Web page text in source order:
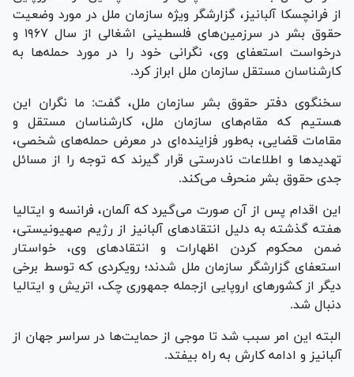
از فرانچسکا آلبانیز، گزارشگر ویژه سازمان ملل در مورد وضعیت
حقوق بشر در سرزمین‌های فلسطینی اشغالی از سال ۱۹۶۷ و
درخواست استعفای وی، نگرانی خود را در مورد حمله‌ها به
کارشناسان مستقل سازمان ملل ابراز کرد.
سخنگوی دفتر حقوق بشر سازمان ملل، گفت: ما نگران این
هستیم که مقام‌های سازمان ملل، کارشناسان مستقل و
مقامات قضایی، به‌طور فزاینده‌ای در معرض حمله‌های شخصی،
تهدید‌ها و اطلاعات نادرستی قرار گیرند که توجه را از مسائل
جدی حقوق بشر منحرف می‌کند.
این اقدام پس از آن صورت می‌گیرد که آلمان، فرانسه و ایتالیا
هفته گذشته به دلیل انتقاد‌های آلبانیز از رژیم صهیونیستی،
ضمن محکوم کردن اظهارات و انتقادهای وی، خواستار
استعفای گزارشگر سازمان ملل شدند؛ رویکردی که توسط برخی
دیگر از کشور‌های اروپایی ازجمله جمهوری چک، اتریش و ایتالیا
دنبال شد.
البته این امر سبب شد تا موجی از حمایت‌ها در سراسر جهان از
آلبانیز و ادامه کارش به راه بیفتد.